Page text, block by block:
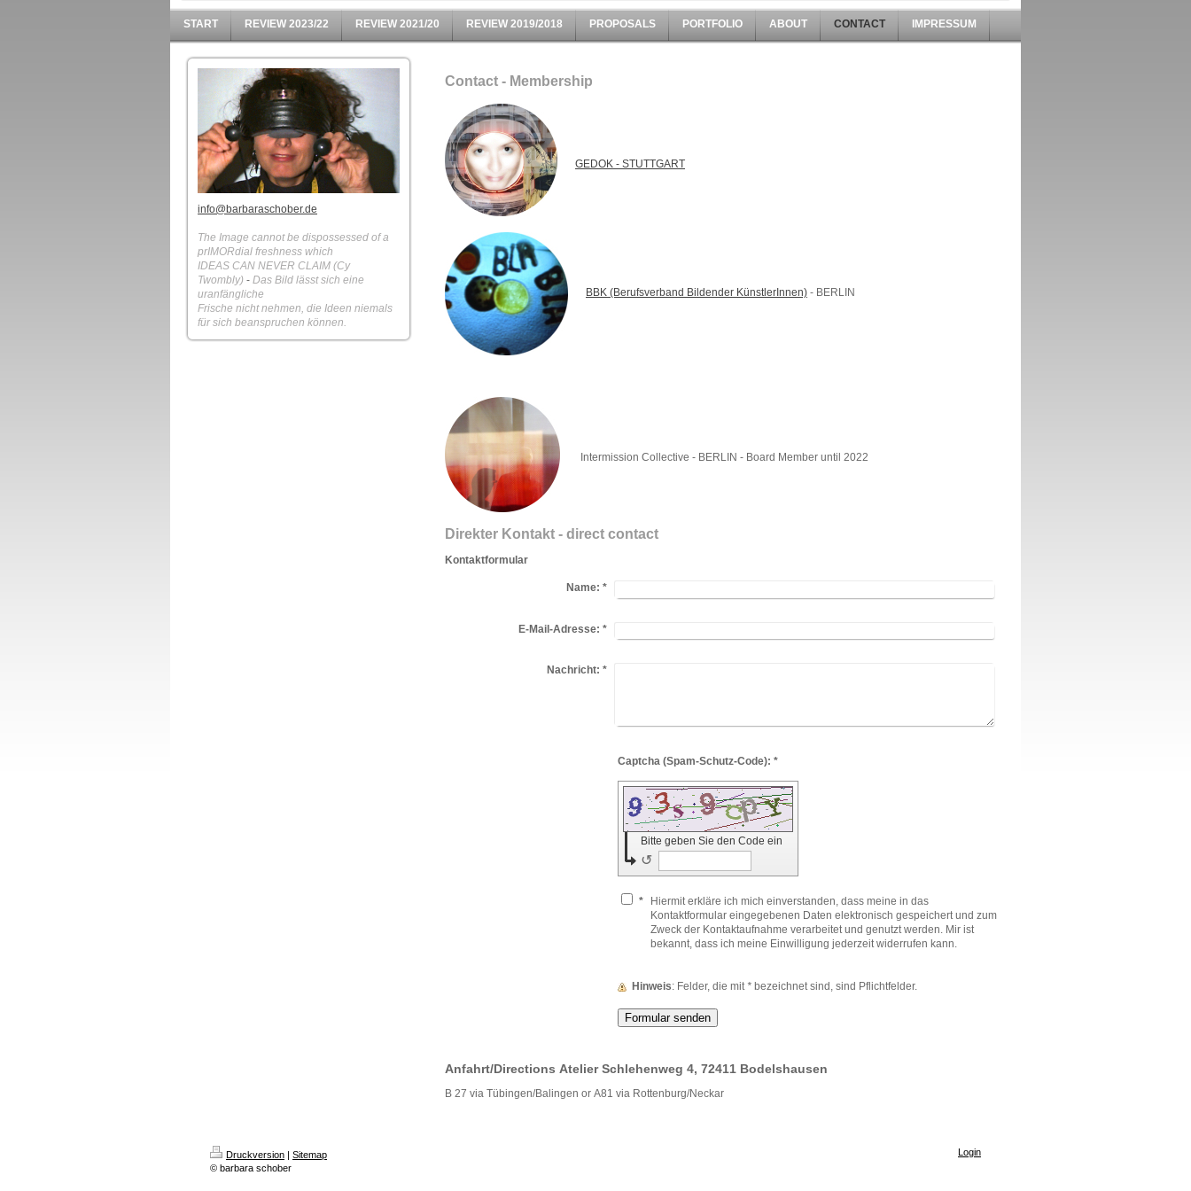
START REVIEW 2023/22 REVIEW 2021/20 REVIEW 2019/2018 PROPOSALS PORTFOLIO ABOUT CONTACT IMPRESSUM
info@barbaraschober.de
The Image cannot be dispossessed of a
prIMORdial freshness which
IDEAS CAN NEVER CLAIM (Cy
Twombly) - Das Bild lässt sich eine
uranfängliche
Frische nicht nehmen, die Ideen niemals
für sich beanspruchen können.
Contact - Membership
GEDOK - STUTTGART
BBK (Berufsverband Bildender KünstlerInnen) - BERLIN
Intermission Collective - BERLIN - Board Member until 2022
Direkter Kontakt - direct contact
Kontaktformular
Name: *
E-Mail-Adresse: *
Nachricht: *
Captcha (Spam-Schutz-Code): *
Bitte geben Sie den Code ein
↺
*
Hiermit erkläre ich mich einverstanden, dass meine in das
Kontaktformular eingegebenen Daten elektronisch gespeichert und zum
Zweck der Kontaktaufnahme verarbeitet und genutzt werden. Mir ist
bekannt, dass ich meine Einwilligung jederzeit widerrufen kann.
Hinweis : Felder, die mit * bezeichnet sind, sind Pflichtfelder.
Anfahrt/Directions Atelier Schlehenweg 4, 72411 Bodelshausen
B 27 via Tübingen/Balingen or A81 via Rottenburg/Neckar
Druckversion
Sitemap
© barbara schober
Login